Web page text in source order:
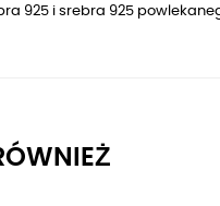
925 i srebra 925